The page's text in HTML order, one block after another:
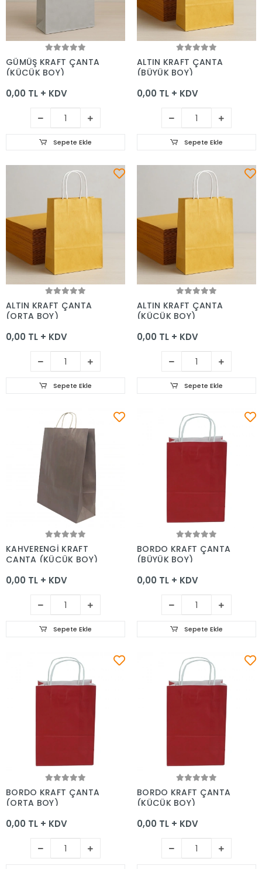
Sepete Ekle
GÜMÜŞ KRAFT ÇANTA
(KÜÇÜK BOY)
0,00 TL + KDV
Sepete Ekle
Sepete Ekle
ALTIN KRAFT ÇANTA
(BÜYÜK BOY)
0,00 TL + KDV
Sepete Ekle
Sepete Ekle
ALTIN KRAFT ÇANTA
(ORTA BOY)
0,00 TL + KDV
Sepete Ekle
Sepete Ekle
ALTIN KRAFT ÇANTA
(KÜÇÜK BOY)
0,00 TL + KDV
Sepete Ekle
Sepete Ekle
KAHVERENGİ KRAFT
ÇANTA (KÜÇÜK BOY)
0,00 TL + KDV
Sepete Ekle
Sepete Ekle
BORDO KRAFT ÇANTA
(BÜYÜK BOY)
0,00 TL + KDV
Sepete Ekle
Sepete Ekle
BORDO KRAFT ÇANTA
(ORTA BOY)
0,00 TL + KDV
Sepete Ekle
BORDO KRAFT ÇANTA
(KÜÇÜK BOY)
0,00 TL + KDV